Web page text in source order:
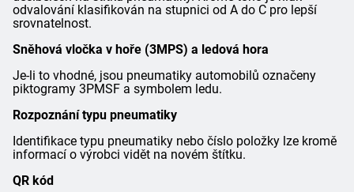
odvalování klasifikován na stupnici od A do C pro lepší
srovnatelnost.
Sněhová vločka v hoře (3MPS) a ledová hora
Je-li to vhodné, jsou pneumatiky automobilů označeny
piktogramy 3PMSF a symbolem ledu.
Rozpoznání typu pneumatiky
Identifikace typu pneumatiky nebo číslo položky lze kromě
informací o výrobci vidět na novém štítku.
QR kód